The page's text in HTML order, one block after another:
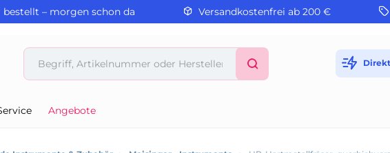
bestellt – morgen schon da Versandkostenfrei ab 200 €
Angebote